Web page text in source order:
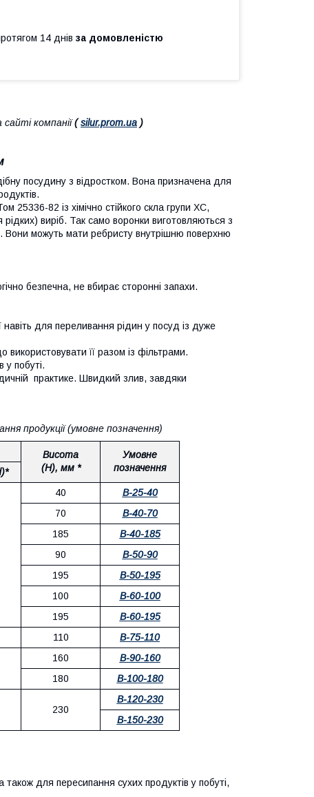
14 днів за домовленістю
компанії(silur.prom.ua )
посудину з відростком. Вона призначена для
25336-82 із хімічно стійкого скла групи ХС,
виріб. Так само воронки виготовляються з
Вони можуть мати ребристу внутрішню поверхню
безпечна, не вбирає сторонні запахи.
для переливання рідин у посуд із дуже
її разом із фільтрами.
побуті.
практике. Швидкий злив, завдяки
продукції (умовне позначення)
Висота
(H), мм *
Умовне
позначення
40 В-25-40
70
В-40-70
185
В-40-185
90
В-50-90
195
В-50-195
100
В-60-100
195
В-60-195
110
В-75-110
160
В-90-160
180
В-100-180
230
В-120-230
В-150-230
для пересипання сухих продуктів у побуті,